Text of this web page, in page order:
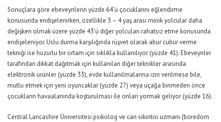
Sonuçlara göre ebeveynlerin yüzde 64’ü çocuklarını eğlendirme
konusunda endişelenirken, özellikle 3 – 4 yaş arası minik yolcular daha
değişken olmak üzere yüzde 43’ü diğer yolcuları rahatsız etme konusunda
endişeleniyor. Uslu durma karşılığında rüşvet olarak abur cubur verme
tekniği ise huzurlu bir ortam için sıklıkla kullanılıyor (yüzde 41). Ebeveynler
tarafından dikkat dağıtmak için kullanılan diğer teknikler arasında
elektronik ürünler (yüzde 33), evde kullanılmalarına izin verilmese bile,
mutlu etmek için yeni oyuncaklar (yüzde 27) veya uçağa binmeden önce
çocukların havaalanında koşturulması ile onları yormak geliyor (yüzde 16).
Central Lancashire Üniversitesi psikolog ve can sıkıntısı uzmanı (boredom